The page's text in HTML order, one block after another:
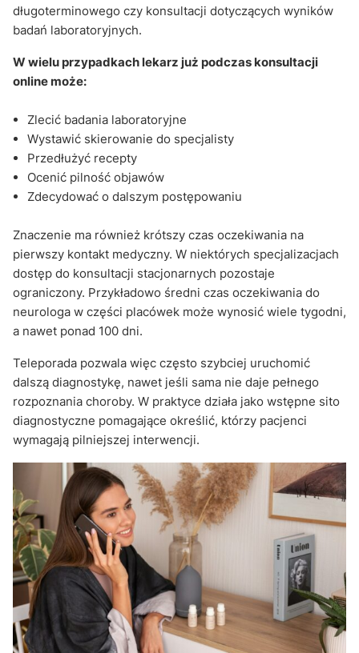
długoterminowego czy konsultacji dotyczących wyników
badań laboratoryjnych.
W wielu przypadkach lekarz już podczas konsultacji
online może:
Zlecić badania laboratoryjne
Wystawić skierowanie do specjalisty
Przedłużyć recepty
Ocenić pilność objawów
Zdecydować o dalszym postępowaniu
Znaczenie ma również krótszy czas oczekiwania na
pierwszy kontakt medyczny. W niektórych specjalizacjach
dostęp do konsultacji stacjonarnych pozostaje
ograniczony. Przykładowo średni czas oczekiwania do
neurologa w części placówek może wynosić wiele tygodni,
a nawet ponad 100 dni.
Teleporada pozwala więc często szybciej uruchomić
dalszą diagnostykę, nawet jeśli sama nie daje pełnego
rozpoznania choroby. W praktyce działa jako wstępne sito
diagnostyczne pomagające określić, którzy pacjenci
wymagają pilniejszej interwencji.